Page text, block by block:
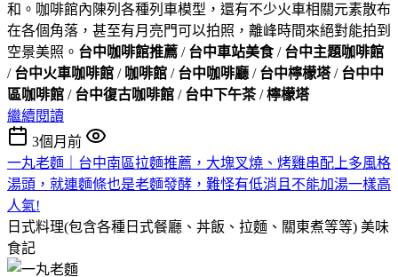
和。咖啡館內陳列各種列車模型，還有不少火車相關元素散布
在各個角落，甚至有月亮門可以拍照，離峰時間來絕對能拍到
空景美照。 台中咖啡館推薦 / 台中車站美食/ 台中主題咖啡館
/ 台中火車咖啡館 / 咖啡館 / 台中咖啡廳 / 台中檸檬塔 / 台中中
區咖啡館 / 台中復古咖啡館 / 台中下午茶/檸檬塔
繼續閱讀
3個月前
一丸老麵｜台中南區拉麵推薦，大塊叉燒、烤雞串配上多風格
湯頭，就連麵條也是老麵發酵，難怪有低消且不能加湯一樣高
人氣!
日式料理(包含各種日式餐廳、丼飯、拉麵、關東煮等等) 美味
食記